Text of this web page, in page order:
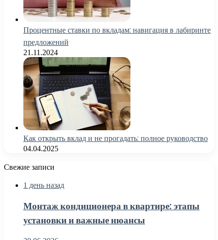
Процентные ставки по вкладам: навигация в лабиринте
предложений
21.11.2024
Как открыть вклад и не прогадать: полное руководство
04.04.2025
Свежие записи
1 день назад
Монтаж кондиционера в квартире: этапы
установки и важные нюансы